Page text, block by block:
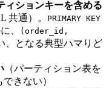
ィションキーを含める
共通）。
PRIMARY KEY
、
(order_id,
、となる典型ハマりど
（パーティション表を
きない）